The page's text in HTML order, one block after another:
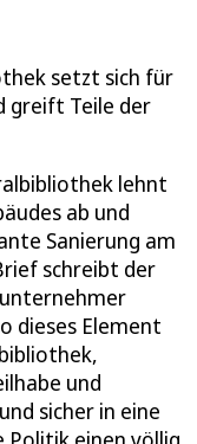
setzt sich für
greift Teile der
lehnt
ab und
Sanierung am
schreibt der
dieses Element
und
sicher in eine